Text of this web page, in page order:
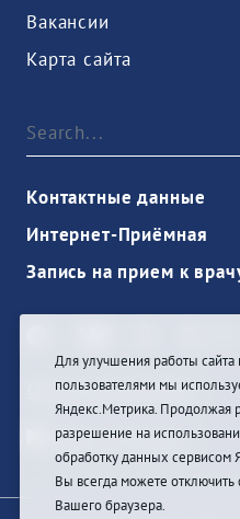
Вакансии
Карта сайта
Контактные данные
Интернет-Приёмная
Запись на прием к
Ouvrir une session
Для улучшения работы сайта
пользователями мы
Яндекс.Метрика. Продолжая
разрешение на
обработку данных сервисом
Вы всегда можете
Вашего браузера.